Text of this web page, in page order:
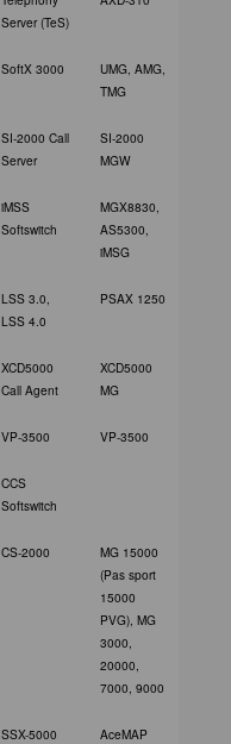
Server (TeS)
SoftX 3000
UMG, AMG,
TMG
SI-2000 Call
Server
SI-2000
MGW
iMSS
Softswitch
MGX8830,
AS5300,
iMSG
LSS 3.0,
LSS 4.0
PSAX 1250
XCD5000
Call Agent
XCD5000
MG
VP-3500 VP-3500
CCS
Softswitch
CS-2000
MG 15000
(Pas sport
15000
PVG), MG
3000,
20000,
7000, 9000
SSX-5000
AceMAP